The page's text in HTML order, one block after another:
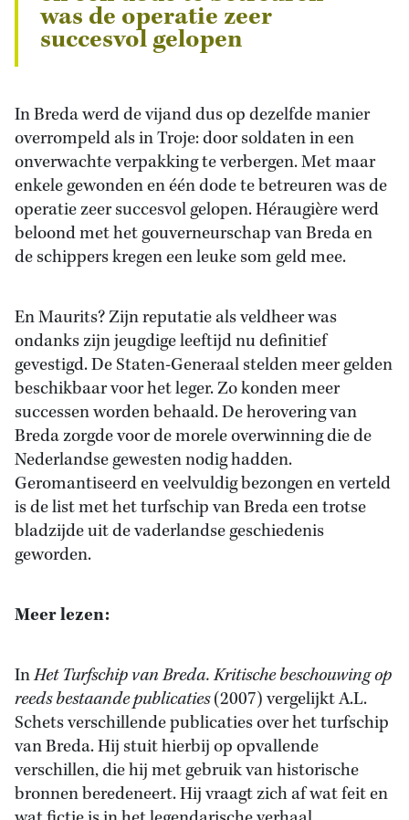
was de operatie zeer
succesvol gelopen
In Breda werd de vijand dus op dezelfde manier
overrompeld als in Troje: door soldaten in een
onverwachte verpakking te verbergen. Met maar
enkele gewonden en één dode te betreuren was de
operatie zeer succesvol gelopen. Héraugière werd
beloond met het gouverneurschap van Breda en
de schippers kregen een leuke som geld mee.
En Maurits? Zijn reputatie als veldheer was
ondanks zijn jeugdige leeftijd nu definitief
gevestigd. De Staten-Generaal stelden meer gelden
beschikbaar voor het leger. Zo konden meer
successen worden behaald. De herovering van
Breda zorgde voor de morele overwinning die de
Nederlandse gewesten nodig hadden.
Geromantiseerd en veelvuldig bezongen en verteld
is de list met het turfschip van Breda een trotse
bladzijde uit de vaderlandse geschiedenis
geworden.
Meer lezen:
InHet Turfschip van Breda. Kritische beschouwing op
reeds bestaande publicaties(2007) vergelijkt A.L.
Schets verschillende publicaties over het turfschip
van Breda. Hij stuit hierbij op opvallende
verschillen, die hij met gebruik van historische
bronnen beredeneert. Hij vraagt zich af wat feit en